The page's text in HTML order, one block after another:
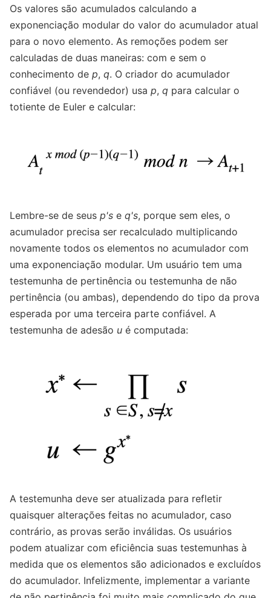
Os valores são acumulados calculando a
exponenciação modular do valor do acumulador atual
para o novo elemento. As remoções podem ser
calculadas de duas maneiras: com e sem o
conhecimento de p, q. O criador do acumulador
confiável (ou revendedor) usa p, q para calcular o
totiente de Euler e calcular:
Lembre-se de seus p's e q's, porque sem eles, o
acumulador precisa ser recalculado multiplicando
novamente todos os elementos no acumulador com
uma exponenciação modular. Um usuário tem uma
testemunha de pertinência ou testemunha de não
pertinência (ou ambas), dependendo do tipo da prova
esperada por uma terceira parte confiável. A
testemunha de adesão u é computada:
A testemunha deve ser atualizada para refletir
quaisquer alterações feitas no acumulador, caso
contrário, as provas serão inválidas. Os usuários
podem atualizar com eficiência suas testemunhas à
medida que os elementos são adicionados e excluídos
do acumulador. Infelizmente, implementar a variante